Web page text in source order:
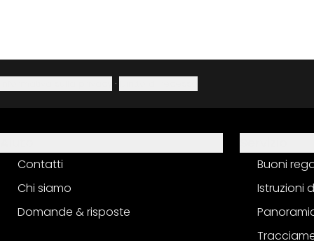
·
Contatti
Chi siamo
Domande & risposte
Buoni
Istruzioni